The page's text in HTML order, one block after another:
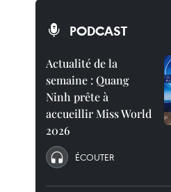
PODCAST
Actualité de la
semaine : Quang
Ninh prête à
accueillir Miss World
2026
ÉCOUTER